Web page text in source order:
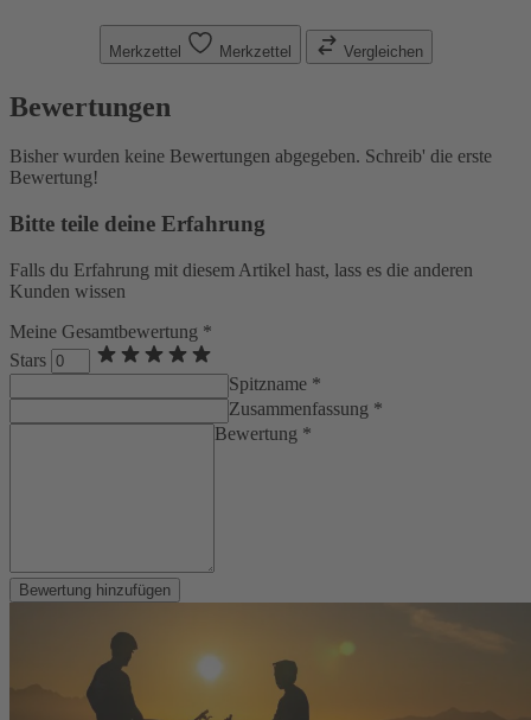
Merkzettel Merkzettel Vergleichen
Bewertungen
Bisher wurden keine Bewertungen abgegeben. Schreib' die erste
Bewertung!
Bitte teile deine Erfahrung
Falls du Erfahrung mit diesem Artikel hast, lass es die anderen
Kunden wissen
Meine Gesamtbewertung *
Stars
Spitzname *
Zusammenfassung *
Bewertung *
Bewertung hinzufügen